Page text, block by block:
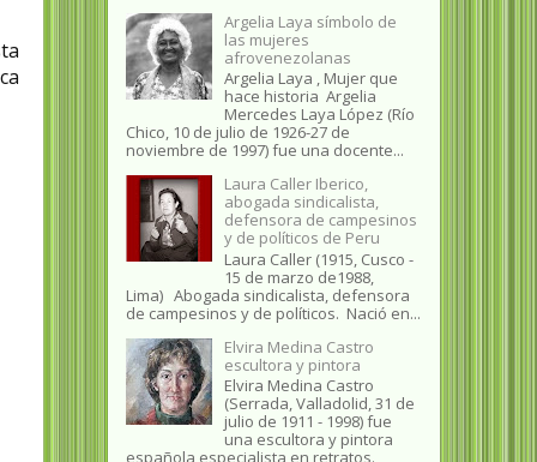
Argelia Laya símbolo de
las mujeres
afrovenezolanas
Argelia Laya , Mujer que
hace historia Argelia
Mercedes Laya López (Río
Chico, 10 de julio de 1926-27 de
noviembre de 1997) fue una docente...
Laura Caller Iberico,
abogada sindicalista,
defensora de campesinos
y de políticos de Peru
Laura Caller (1915, Cusco -
15 de marzo de1988,
Lima) Abogada sindicalista, defensora
de campesinos y de políticos. Nació en...
Elvira Medina Castro
escultora y pintora
Elvira Medina Castro
(Serrada, Valladolid, 31 de
julio de 1911 - 1998) fue
una escultora y pintora
española especialista en retratos.